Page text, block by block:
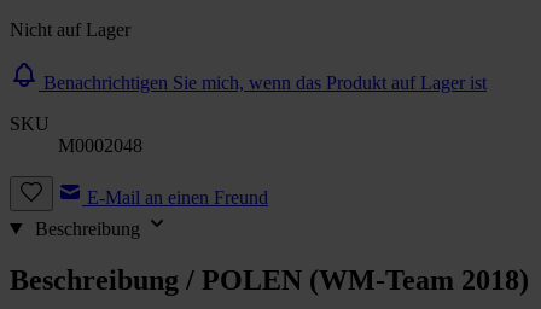
Nicht auf Lager
Benachrichtigen Sie mich, wenn das Produkt auf Lager ist
SKU
M0002048
E-Mail an einen Freund
Beschreibung
Beschreibung / POLEN (WM-Team 2018)